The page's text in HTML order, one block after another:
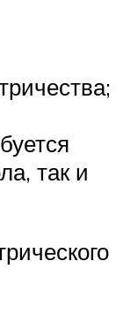
так и